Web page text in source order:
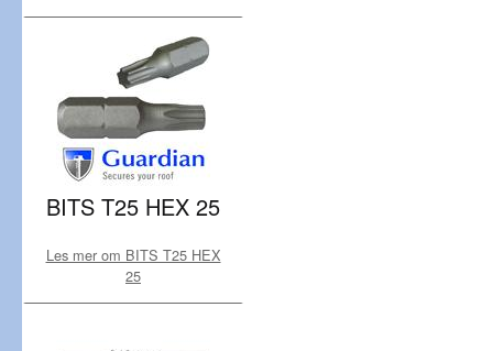
BITS T25 HEX 25
Les mer om BITS T25 HEX
25